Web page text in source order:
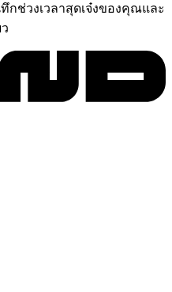
กช่วงเวลาสุดเจ๋งของคุณและ